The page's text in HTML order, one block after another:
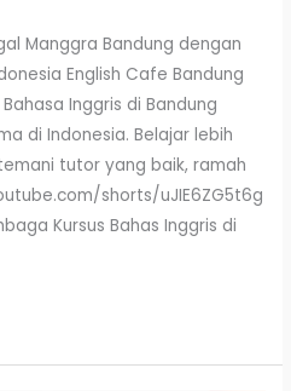
Manggra Bandung dengan
English Cafe Bandung
Inggris di Bandung
di Indonesia. Belajar lebih
tutor yang baik, ramah
shorts/uJIE6ZG5t6g
Kursus Bahas Inggris di